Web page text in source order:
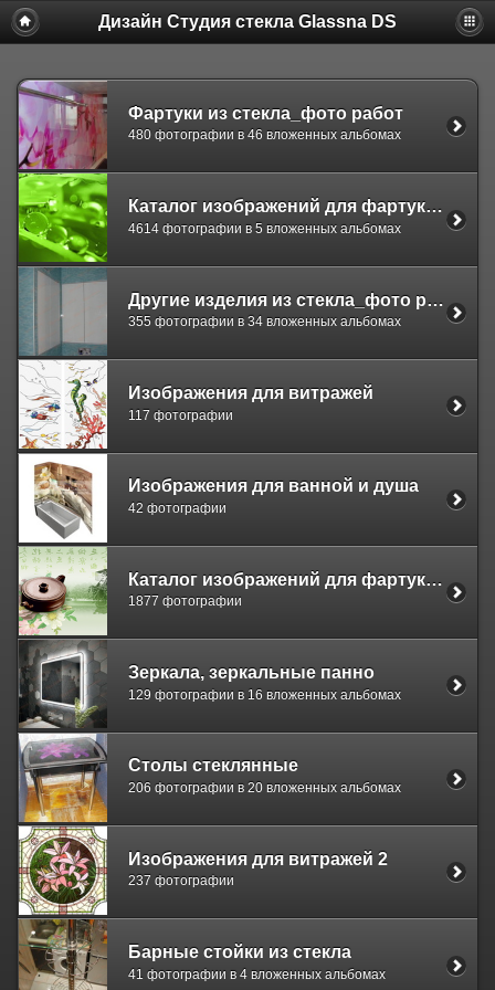
Дизайн Студия стекла Glassna DS
Фартуки из стекла_фото работ
480 фотографии в 46 вложенных альбомах
Каталог изображений для фартуков
4614 фотографии в 5 вложенных альбомах
Другие изделия из стекла_фото работ
355 фотографии в 34 вложенных альбомах
Изображения для витражей
117 фотографии
Изображения для ванной и душа
42 фотографии
Каталог изображений для фартуков 2
1877 фотографии
Зеркала, зеркальные панно
129 фотографии в 16 вложенных альбомах
Столы стеклянные
206 фотографии в 20 вложенных альбомах
Изображения для витражей 2
237 фотографии
Барные стойки из стекла
41 фотографии в 4 вложенных альбомах